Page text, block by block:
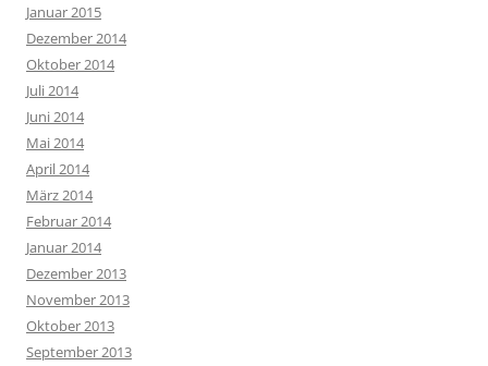
Januar 2015
Dezember 2014
Oktober 2014
Juli 2014
Juni 2014
Mai 2014
April 2014
März 2014
Februar 2014
Januar 2014
Dezember 2013
November 2013
Oktober 2013
September 2013